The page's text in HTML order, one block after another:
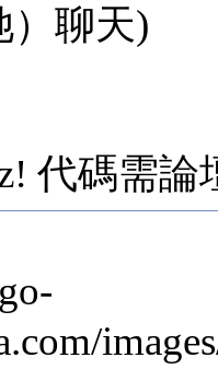
）聊天)
代碼需